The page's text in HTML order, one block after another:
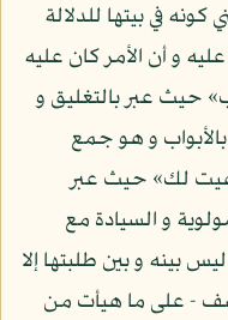
في بيتها للدلالة
و أن الأمر كان عليه
حيث عبر بالتغليق و
و هو جمع
هيت لك» حيث عبر
و السيادة مع
بينه و بين طلبتها إلا
- على ما هيأت من